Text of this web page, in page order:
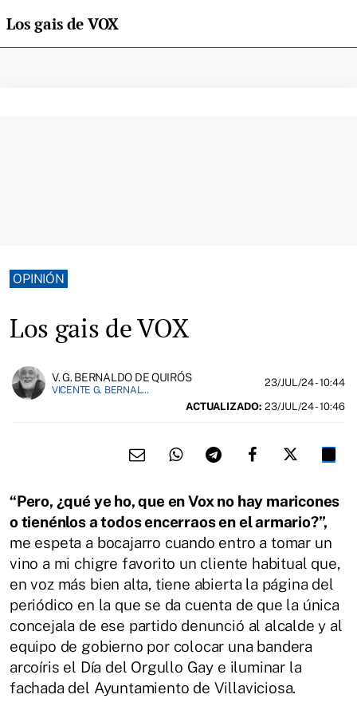
Los gais de VOX
OPINIÓN
Los gais de VOX
V. G. BERNALDO DE QUIRÓS
VICENTE G. BERNALDO DE QUIROS ES PERIODISTA.
23/JUL/24- 10:44
ACTUALIZADO: 23/JUL/24 - 10:46
“Pero, ¿qué ye ho, que en Vox no hay maricones
o tienénlos a todos encerraos en el armario?”,
me espeta a bocajarro cuando entro a tomar un
vino a mi chigre favorito un cliente habitual que,
en voz más bien alta, tiene abierta la página del
periódico en la que se da cuenta de que la única
concejala de ese partido denunció al alcalde y al
equipo de gobierno por colocar una bandera
arcoíris el Día del Orgullo Gay e iluminar la
fachada del Ayuntamiento de Villaviciosa.